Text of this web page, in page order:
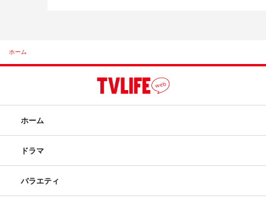
ホーム
ホーム
ドラマ
バラエティ